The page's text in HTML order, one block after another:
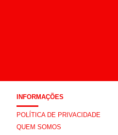
INFORMAÇÕES
POLÍTICA DE PRIVACIDADE
QUEM SOMOS